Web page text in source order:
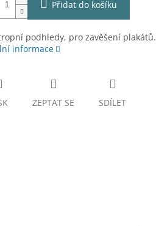
Přidat do košíku
podhledy, pro zavěšení plakátů.
informace
ZEPTAT SE SDÍLET